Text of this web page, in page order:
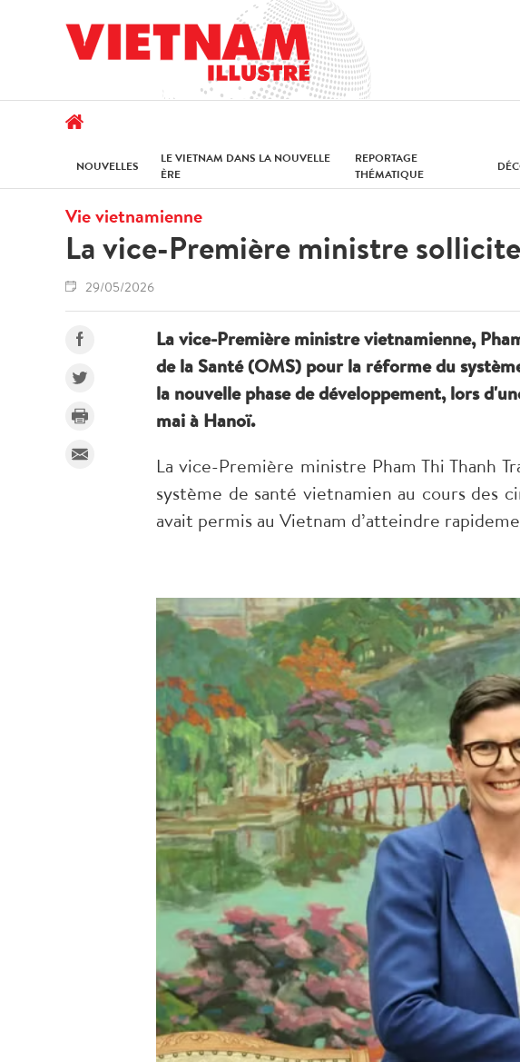
NOUVELLES
LE VIETNAM DANS LA NOUVELLE
ÈRE
REPORTAGE
THÉMATIQUE
Vie vietnamienne
La vice-Première ministre
29/05/2026
La vice-Première ministre vietnamienne,
de la Santé (OMS) pour la réforme du
la nouvelle phase de développement, lors
mai à Hanoï.
La vice-Première ministre Pham Thi Thanh
système de santé vietnamien au cours des
avait permis au Vietnam d’atteindre